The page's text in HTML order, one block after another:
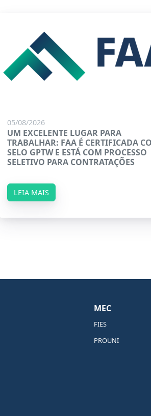
05/08/2026
UM EXCELENTE LUGAR PARA
TRABALHAR: FAA É CERTIFICADA
SELO GPTW E ESTÁ COM PROCESSO
SELETIVO PARA CONTRATAÇÕES
LEIA MAIS
MEC
FIES
PROUNI